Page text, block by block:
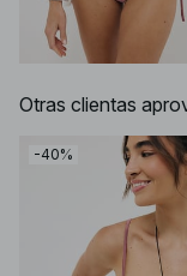
Otras clientas
-40%